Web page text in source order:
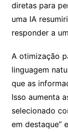
diretas para
uma IA
responder a
A otimização
linguagem
que as
Isso aumenta
selecionado
em destaque”